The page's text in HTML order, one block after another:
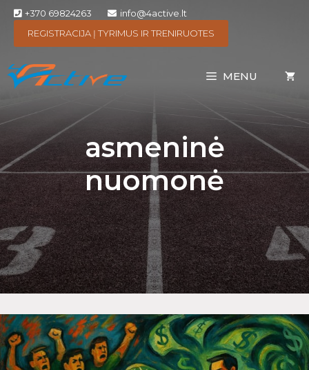
+370 69824263
info@4active.lt
REGISTRACIJA Į TYRIMUS IR TRENIRUOTES
MENU
asmeninė
nuomonė